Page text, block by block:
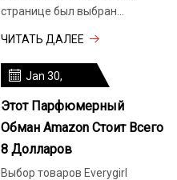
странице был выбран
можем заработать
ЧИТАТЬ ДАЛЕЕ
Jan 30,
Этот Парфюмерный
Обман Amazon Стоит Всего
8 Долларов
Выбор товаров Everygirl